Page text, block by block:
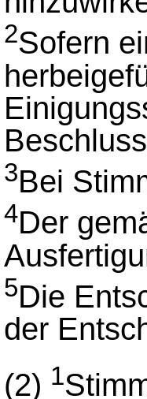
2Sofern
3Bei
4Der
5Die
der
(2) 1